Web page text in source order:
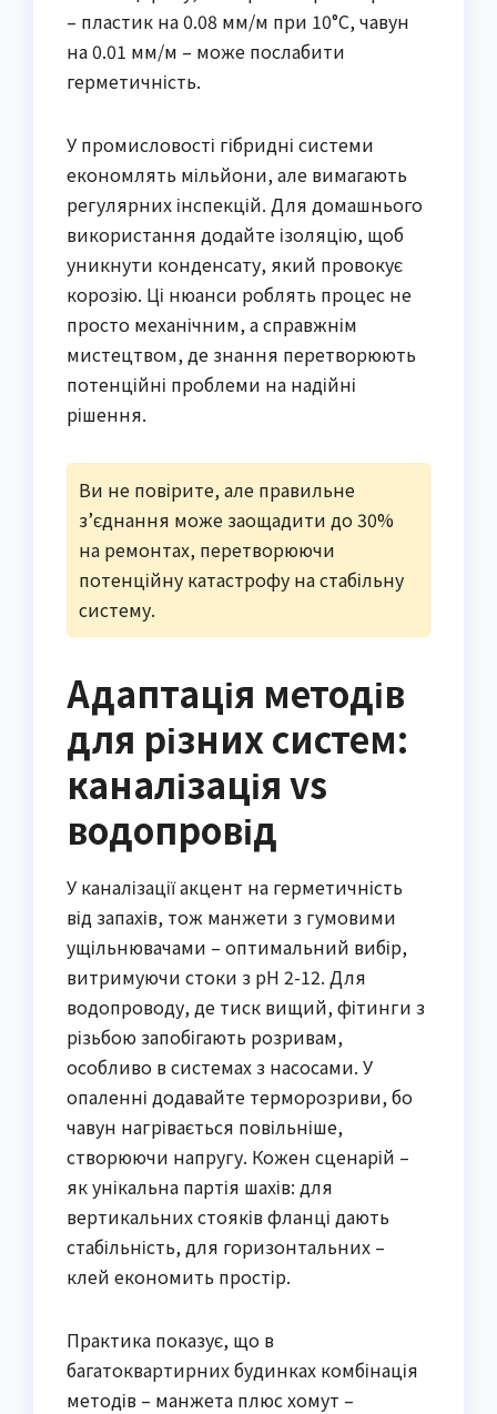
– пластик на 0.08 мм/м при 10°C, чавун
на 0.01 мм/м – може послабити
герметичність.
У промисловості гібридні системи
економлять мільйони, але вимагають
регулярних інспекцій. Для домашнього
використання додайте ізоляцію, щоб
уникнути конденсату, який провокує
корозію. Ці нюанси роблять процес не
просто механічним, а справжнім
мистецтвом, де знання перетворюють
потенційні проблеми на надійні
рішення.
Ви не повірите, але правильне
з’єднання може заощадити до 30%
на ремонтах, перетворюючи
потенційну катастрофу на стабільну
систему.
Адаптація методів
для різних систем:
каналізація vs
водопровід
У каналізації акцент на герметичність
від запахів, тож манжети з гумовими
ущільнювачами – оптимальний вибір,
витримуючи стоки з pH 2-12. Для
водопроводу, де тиск вищий, фітинги з
різьбою запобігають розривам,
особливо в системах з насосами. У
опаленні додавайте терморозриви, бо
чавун нагрівається повільніше,
створюючи напругу. Кожен сценарій –
як унікальна партія шахів: для
вертикальних стояків фланці дають
стабільність, для горизонтальних –
клей економить простір.
Практика показує, що в
багатоквартирних будинках комбінація
методів – манжета плюс хомут –